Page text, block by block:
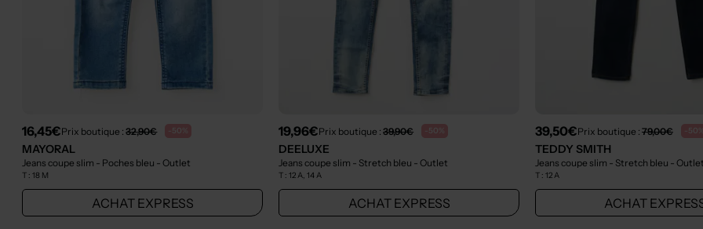
16,45€Prix boutique :32,90€ -50%
MAYORAL
Jeans coupe slim - Poches bleu - Outlet
T :18 M
ACHAT EXPRESS
19,96€Prix boutique :39,90€ -50%
DEELUXE
Jeans coupe slim - Stretch bleu - Outlet
T :12 A, 14 A
ACHAT EXPRESS
39,50€Prix boutique : 79,00€ -
TEDDY SMITH
Jeans coupe slim - Stretch bleu -
T : 12 A
ACHAT